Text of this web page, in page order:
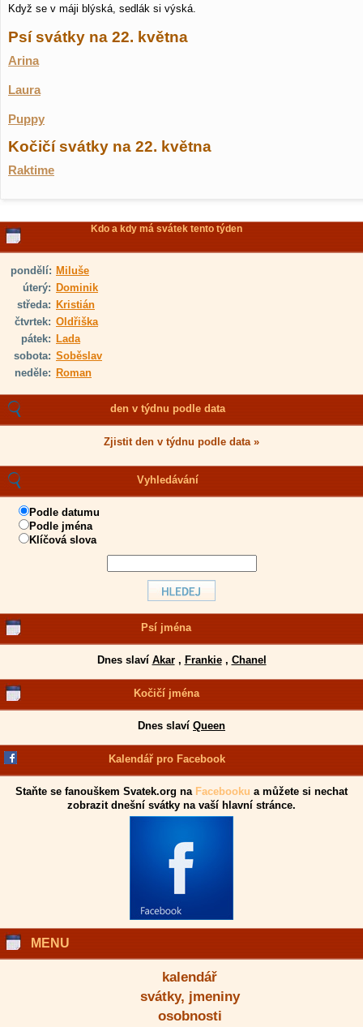
Když se v máji blýská, sedlák si výská.
Psí svátky na 22. května
Arina
Laura
Puppy
Kočičí svátky na 22. května
Raktime
Kdo a kdy má svátek tento týden
pondělí: Miluše
úterý: Dominik
středa: Kristián
čtvrtek: Oldřiška
pátek: Lada
sobota: Soběslav
neděle: Roman
den v týdnu podle data
Zjistit den v týdnu podle data »
Vyhledávání
Podle datumu
Podle jména
Klíčová slova
Psí jména
Dnes slaví Akar, Frankie, Chanel
Kočičí jména
Dnes slaví Queen
Kalendář pro Facebook
Staňte se fanouškem Svatek.org na Facebooku a můžete si nechat
zobrazit dnešní svátky na vaší hlavní stránce.
MENU
kalendář
svátky, jmeniny
osobnosti